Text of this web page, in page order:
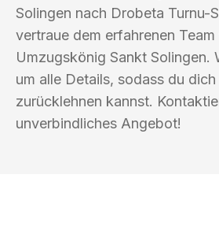
Solingen nach Drobeta Turnu-
vertraue dem erfahrenen Team
Umzugskönig Sankt Solingen.
um alle Details, sodass du
zurücklehnen kannst.
unverbindliches Angebot!